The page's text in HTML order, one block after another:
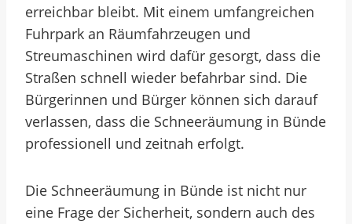
erreichbar bleibt. Mit einem umfangreichen
Fuhrpark an Räumfahrzeugen und
Streumaschinen wird dafür gesorgt, dass die
Straßen schnell wieder befahrbar sind. Die
Bürgerinnen und Bürger können sich darauf
verlassen, dass die Schneeräumung in Bünde
professionell und zeitnah erfolgt.
Die Schneeräumung in Bünde ist nicht nur
eine Frage der Sicherheit, sondern auch des